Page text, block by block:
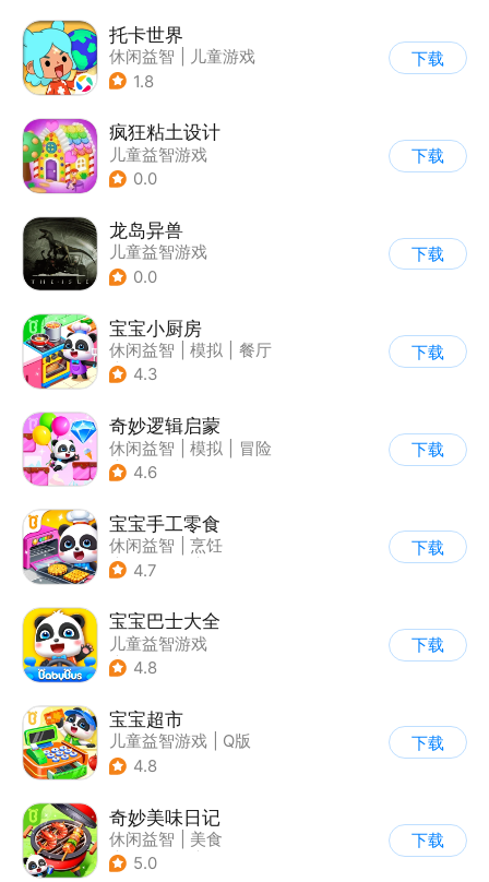
托卡世界
休闲益智
儿童游戏
1.8
下载
疯狂粘土设计
儿童益智游戏
0.0
下载
龙岛异兽
儿童益智游戏
0.0
下载
宝宝小厨房
休闲益智 模拟
餐厅
| 宝宝巴士
4.3
下载
奇妙逻辑启蒙
休闲益智 模拟
冒险
| 宝宝巴士
4.6
下载
宝宝手工零食
休闲益智
烹饪
| 宝宝巴士
4.7
下载
宝宝巴士大全
儿童益智游戏
| 启蒙早教
4.8
下载
宝宝超市
儿童益智游戏
Q版
4.8
下载
奇妙美味日记
休闲益智
美食
| 宝宝巴士
5.0
下载